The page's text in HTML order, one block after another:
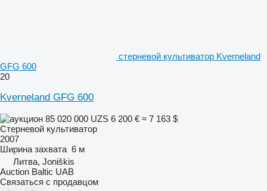
стерневой культиватор Kverneland
GFG 600
20
Kverneland GFG 600
85 020 000 UZS 6 200 € ≈ 7 163 $
Стерневой культиватор
2007
Ширина захвата 6 м
Литва, Joniškis
Auction Baltic UAB
Связаться с продавцом